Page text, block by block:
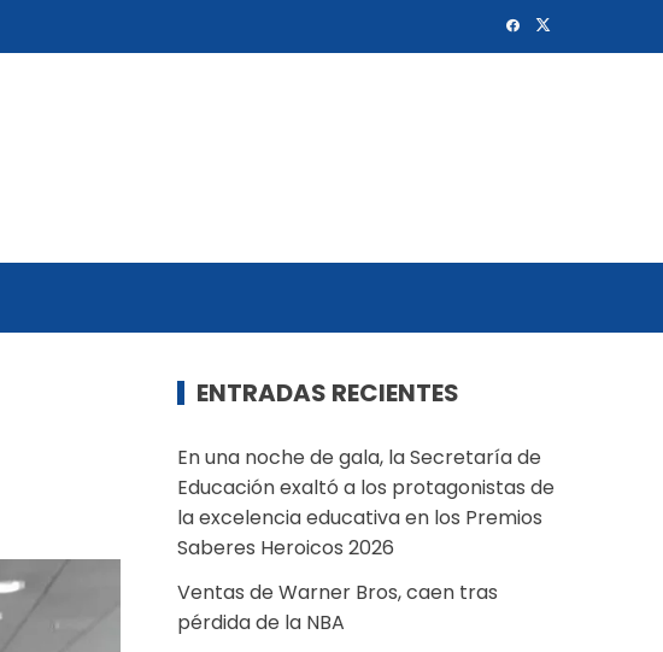
ENTRADAS RECIENTES
En una noche de gala, la Secretaría de
Educación exaltó a los protagonistas de
la excelencia educativa en los Premios
Saberes Heroicos 2026
Ventas de Warner Bros, caen tras
pérdida de la NBA